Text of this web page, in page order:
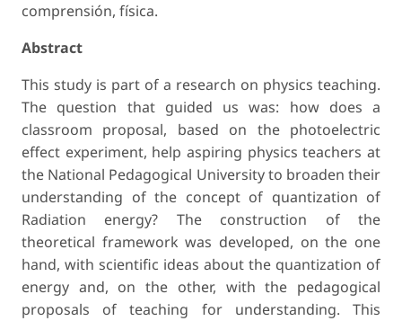
comprensión, física.
Abstract
This study is part of a research on physics teaching.
The question that guided us was: how does a
classroom proposal, based on the photoelectric
effect experiment, help aspiring physics teachers at
the National Pedagogical University to broaden their
understanding of the concept of quantization of
Radiation energy? The construction of the
theoretical framework was developed, on the one
hand, with scientific ideas about the quantization of
energy and, on the other, with the pedagogical
proposals of teaching for understanding. This